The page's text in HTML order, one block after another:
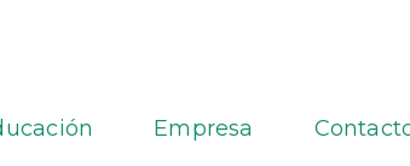
Empresa